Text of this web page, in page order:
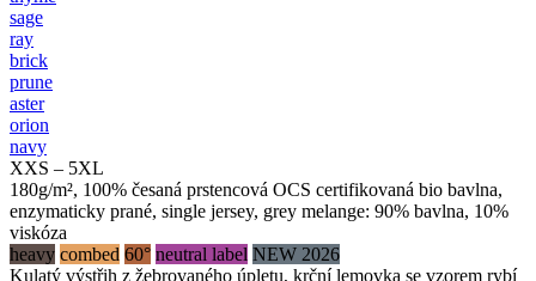
sage
ray
brick
prune
aster
orion
navy
XXS – 5XL
180g/m², 100% česaná prstencová OCS certifikovaná bio bavlna,
enzymaticky prané, single jersey, grey melange: 90% bavlna, 10%
viskóza
heavy combed 60° neutral label NEW 2026
Kulatý výstřih z žebrovaného úpletu, krční lemovka se vzorem rybí